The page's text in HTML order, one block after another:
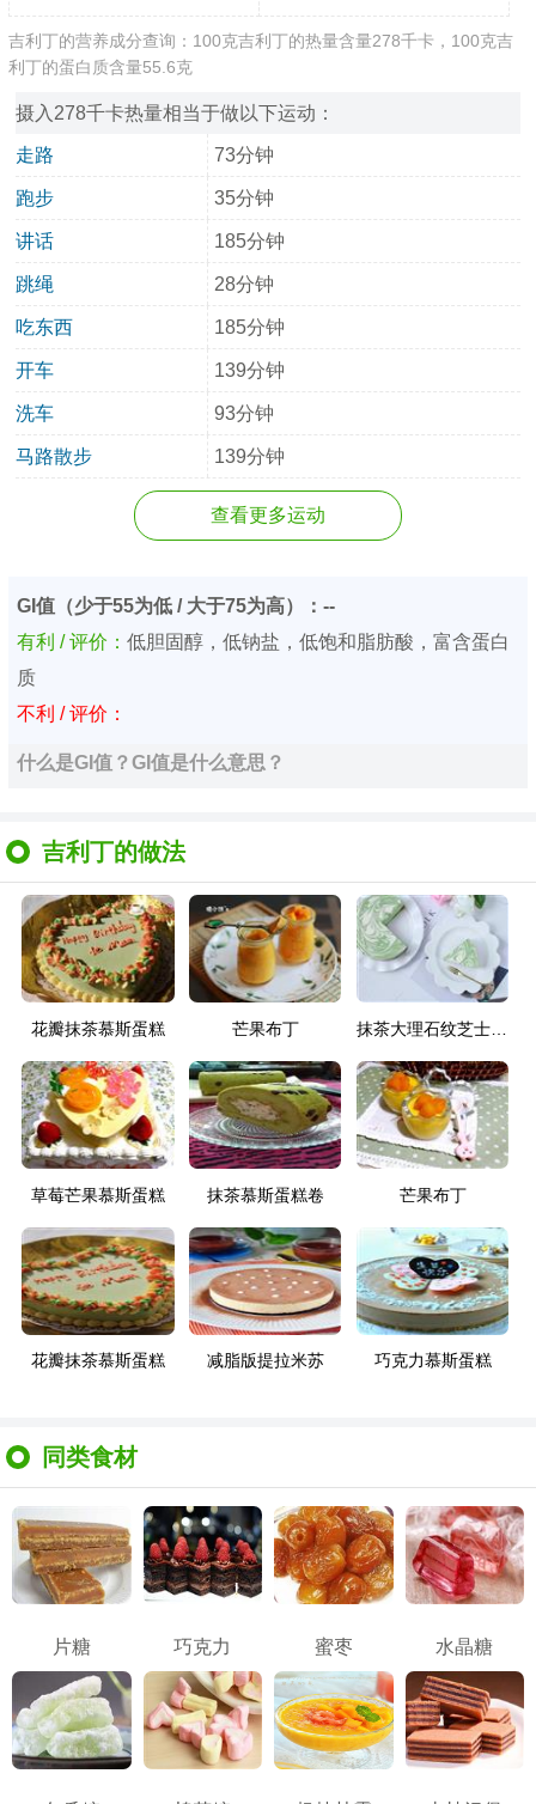
吉利丁的营养成分查询：100克吉利丁的热量含量278千卡，100克吉
利丁的蛋白质含量55.6克
摄入278千卡热量相当于做以下运动：
走路 73分钟
跑步 35分钟
讲话 185分钟
跳绳 28分钟
吃东西 185分钟
开车 139分钟
洗车 93分钟
马路散步 139分钟
查看更多运动
GI值（少于55为低 / 大于75为高）：--
有利 / 评价： 低胆固醇，低钠盐，低饱和脂肪酸，富含蛋白
质
不利 / 评价：
什么是GI值？GI值是什么意思？
吉利丁的做法
花瓣抹茶慕斯蛋糕 芒果布丁 抹茶大理石纹芝士蛋糕
草莓芒果慕斯蛋糕 抹茶慕斯蛋糕卷 芒果布丁
花瓣抹茶慕斯蛋糕 减脂版提拉米苏 巧克力慕斯蛋糕
同类食材
片糖 巧克力 蜜枣 水晶糖